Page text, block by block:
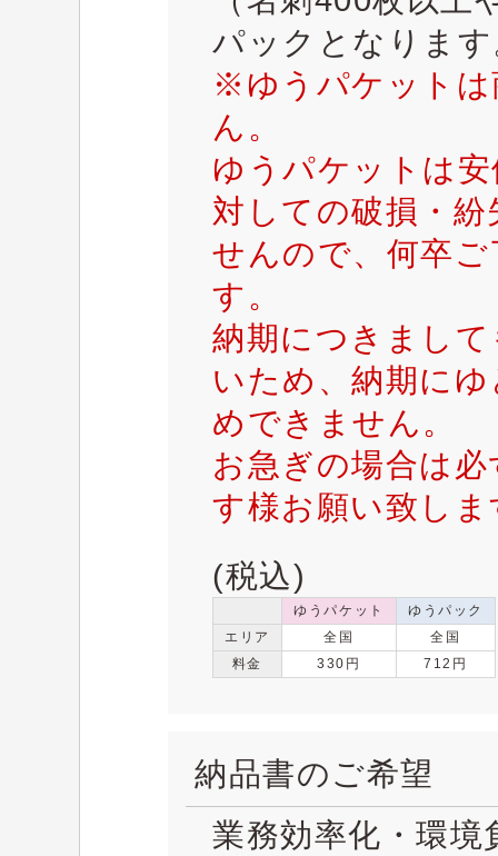
パックとなりま
※ゆうパケットは
ん。
ゆうパケットは
対しての破損・
せんので、何卒
す。
納期につきまし
いため、納期に
めできません。
お急ぎの場合は
す様お願い致しま
(税込)
ゆうパケット
ゆうパック
エリア
全国
全国
料金
330円 712円
納品書のご希望
業務効率化・環